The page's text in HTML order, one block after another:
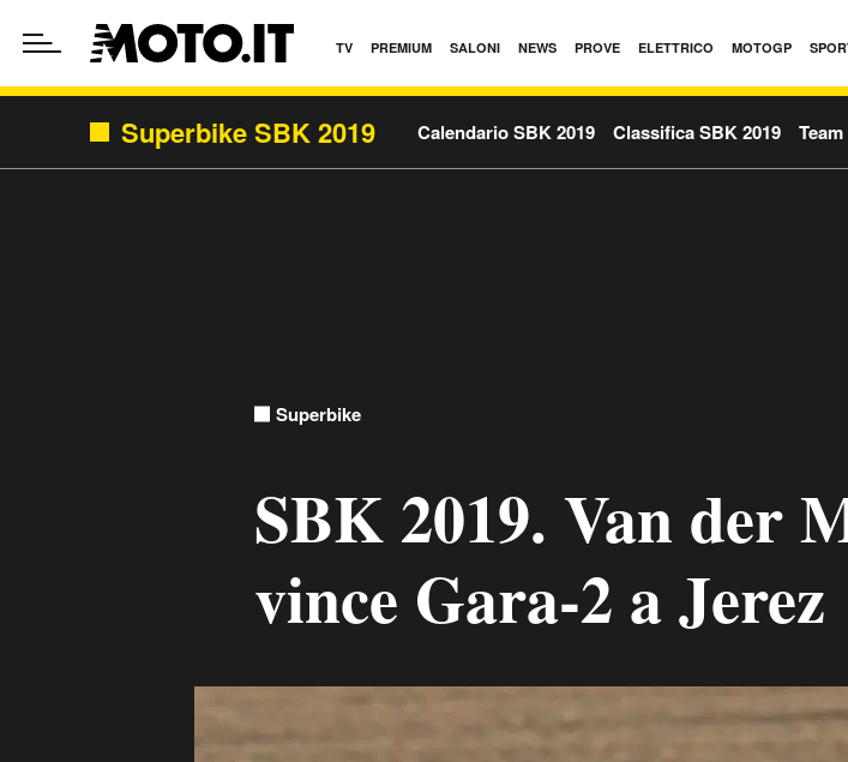
TV PREMIUM SALONI NEWS PROVE ELETTRICO MOTOGP
Superbike SBK 2019 Calendario SBK 2019 Classifica SBK 2019
Superbike
SBK 2019. Van der
vince Gara-2 a Jerez